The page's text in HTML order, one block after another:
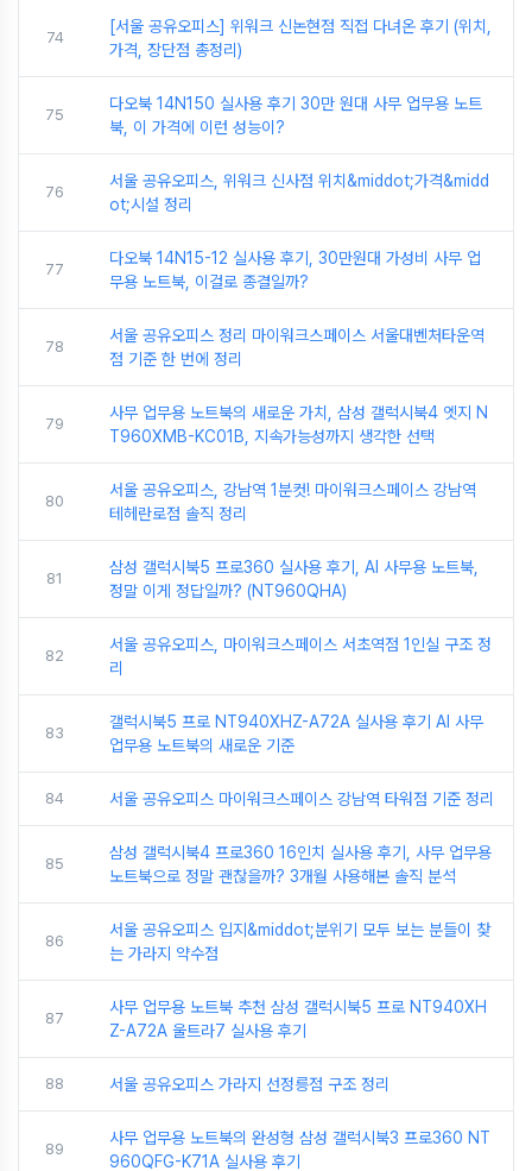
74
[서울 공유오피스] 위워크 신논현점 직접 다녀온 후기 (위치,
가격, 장단점 총정리)
75
다오북 14N150 실사용 후기 30만 원대 사무 업무용 노트
북, 이 가격에 이런 성능이?
76
서울 공유오피스, 위워크 신사점 위치&middot;가격&midd
ot;시설 정리
77
다오북 14N15-12 실사용 후기, 30만원대 가성비 사무 업
무용 노트북, 이걸로 종결일까?
78
서울 공유오피스 정리 마이워크스페이스 서울대벤처타운역
점 기준 한 번에 정리
79
사무 업무용 노트북의 새로운 가치, 삼성 갤럭시북4 엣지 N
T960XMB-KC01B, 지속가능성까지 생각한 선택
80
서울 공유오피스, 강남역 1분컷! 마이워크스페이스 강남역
테헤란로점 솔직 정리
81
삼성 갤럭시북5 프로360 실사용 후기, AI 사무용 노트북,
정말 이게 정답일까? (NT960QHA)
82
서울 공유오피스, 마이워크스페이스 서초역점 1인실 구조 정
리
83
갤럭시북5 프로 NT940XHZ-A72A 실사용 후기 AI 사무
업무용 노트북의 새로운 기준
84 서울 공유오피스 마이워크스페이스 강남역 타워점 기준 정리
85
삼성 갤럭시북4 프로360 16인치 실사용 후기, 사무 업무용
노트북으로 정말 괜찮을까? 3개월 사용해본 솔직 분석
86
서울 공유오피스 입지&middot;분위기 모두 보는 분들이 찾
는 가라지 약수점
87
사무 업무용 노트북 추천 삼성 갤럭시북5 프로 NT940XH
Z-A72A 울트라7 실사용 후기
88 서울 공유오피스 가라지 선정릉점 구조 정리
89
사무 업무용 노트북의 완성형 삼성 갤럭시북3 프로360 NT
960QFG-K71A 실사용 후기